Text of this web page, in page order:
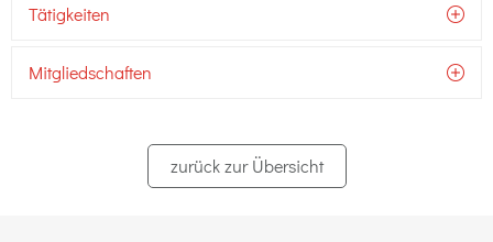
Tätigkeiten
Mitgliedschaften
zurück zur Übersicht